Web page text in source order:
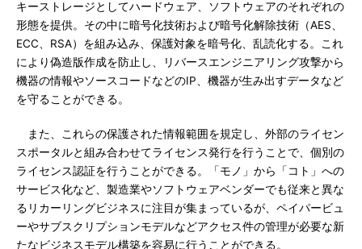
キーストレージとしてハードウェア、ソフトウェアのそれぞれの
形態を提供。その中に暗号化技術および暗号化解除技術（AES、
ECC、RSA）を組み込み、保護対象を暗号化、乱読化する。これ
により偽造版作成を防止し、リバースエンジニアリング攻撃から
機器の情報やソースコードなどのIP、機器が生み出すデータなど
を守ることができる。
また、これらの保護された情報範囲を規定し、外部のライセン
スポータルと組み合わせてライセンス発行を行うことで、個別の
ライセンス認証を行うことができる。「モノ」から「コト」への
サービス化など、製造業やソフトウェアベンダーでも従来と異な
るリカーリングビジネスに注目が集まっているが、ペイパービュ
ーやサブスクリプションモデルなどアクセス件の管理が必要な新
たなビジネスモデル構築を容易に行うことができる。